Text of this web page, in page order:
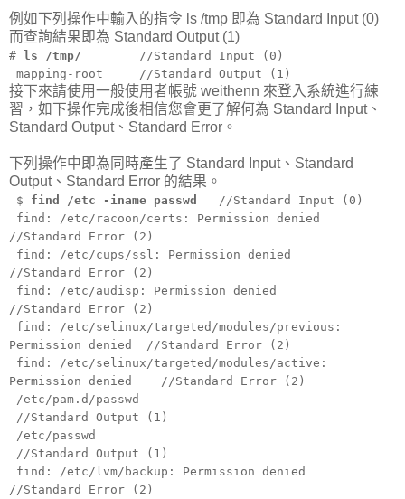
例如下列操作中輸入的指令 ls /tmp 即為 Standard Input (0)
而查詢結果即為 Standard Output (1)
# ls /tmp/ //Standard Input (0)
mapping-root //Standard Output (1)
接下來請使用一般使用者帳號 weithenn 來登入系統進行練
習，如下操作完成後相信您會更了解何為 Standard Input、
Standard Output、Standard Error。
下列操作中即為同時產生了 Standard Input、Standard
Output、Standard Error 的結果。
$ find /etc -iname passwd
//Standard Input (0)
find: /etc/racoon/certs: Permission denied
//Standard Error (2)
find: /etc/cups/ssl: Permission denied
//Standard Error (2)
find: /etc/audisp: Permission denied
//Standard Error (2)
find: /etc/selinux/targeted/modules/previous:
Permission denied //Standard Error (2)
find: /etc/selinux/targeted/modules/active:
Permission denied //Standard Error (2)
/etc/pam.d/passwd
//Standard Output (1)
/etc/passwd
//Standard Output (1)
find: /etc/lvm/backup: Permission denied
//Standard Error (2)